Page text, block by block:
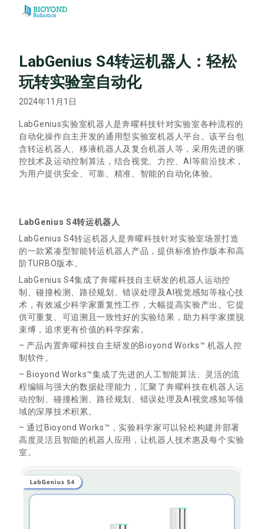
LabGenius S4转运机器人：轻松
玩转实验室自动化
2024年11月1日
LabGenius实验室机器人是奔曜科技针对实验室各种流程的
自动化操作自主开发的通用型实验室机器人平台。该平台包
含转运机器人、移液机器人及复合机器人等，采用先进的驱
控技术及运动控制算法，结合视觉、力控、AI等前沿技术，
为用户提供安全、可靠、精准、智能的自动化体验。
LabGenius S4转运机器人
LabGenius S4转运机器人是奔曜科技针对实验室场景打造
的一款紧凑型智能转运机器人产品，提供标准协作版本和高
阶TURBO版本。
LabGenius S4集成了奔曜科技自主研发的机器人运动控
制、碰撞检测、路径规划、错误处理及AI视觉感知等核心技
术，有效减少科学家重复性工作，大幅提高实验产出。它提
供可重复、可追溯且一致性好的实验结果，助力科学家摆脱
束缚，追求更有价值的科学探索。
– 产品内置奔曜科技自主研发的Bioyond Works™ 机器人控
制软件。
– Bioyond Works™集成了先进的人工智能算法、灵活的流
程编辑与强大的数据处理能力，汇聚了奔曜科技在机器人运
动控制、碰撞检测、路径规划、错误处理及AI视觉感知等领
域的深厚技术积累。
– 通过Bioyond Works™，实验科学家可以轻松构建并部署
高度灵活且智能的机器人应用，让机器人技术惠及每个实验
室。